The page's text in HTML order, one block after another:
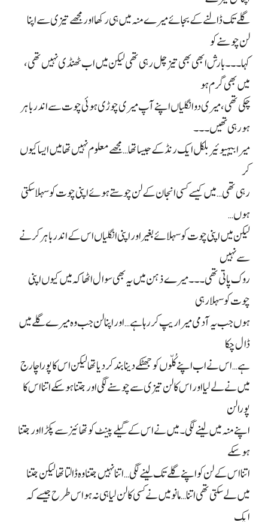
گلے تک ڈالنے کے بجائے میرے منہ میں ہی رکھا اور مجھے تیزی سے اپنا
لن چوسنے کو
کہا۔۔۔ بارش ابھی بھی تیز چل رہی تھی لیکن میں اب ٹھنڈی نہیں تھی،
میں بھی گرم ہو
چکی تھی، میری دو انگلیاں اپنے آپ میری چوڑی ہوئی چوت سے اندر باہر
ہو رہی تھیں۔۔۔
میرا بیہیوئیر بلکل ایک رنڈ کے جیسا تھا… مجھے معلوم نہیں تھا میں ایسا کیوں
کر
رہی تھی… میں کیسے کسی انجان کے لن چوستے ہوئے اپنی چوت کو سہلا سکتی
ہوں…
لیکن میں اپنی چوت کو سہلائے بغیر اور اپنی انگلیاں اس کے اندر باہر کرنے
سے نہیں
روک پاتی تھی۔۔۔ میرے ذہن میں یہ بھی سوال اٹھا کہ میں کیوں اپنی
چوت کو سہلا رہی
ہوں جب یہ آدمی میرا ریپ کر رہا ہے… اور اپنا لن جب وہ میرے گلے میں
ڈال چکا
ہے… اس نے اب اپنے کُلّوں کو جھٹکے دینا بند کر دیا تھا لیکن اس کا پورا چارج
میں نے لے لیا اور اس کا لن تیزی سے چوسنے لگی اور جتنا ہو سکے اتنا اس کا
پورا لن
اپنے منہ میں لینے لگی۔ میں نے اس کے گیلے پینٹ کو تھائیز سے پکڑا اور جتنا
ہو سکے
اتنا اس کے لن کو اپنے گلے تک لینے لگی… اتنا نہیں جتنا وہ ڈالتا تھا لیکن جتنا
میں لے سکتی تھی اتنا… مانو میں نے کسی کا لن لیا ہی نہ ہو اس طرح جیسے کہ
ایک